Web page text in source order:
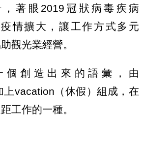
著眼2019冠狀病毒疾病
疫情擴大，讓工作方式多元
觀光業經營。
個創造出來的語彙，由
上vacation（休假）組成，在
工作的一種。